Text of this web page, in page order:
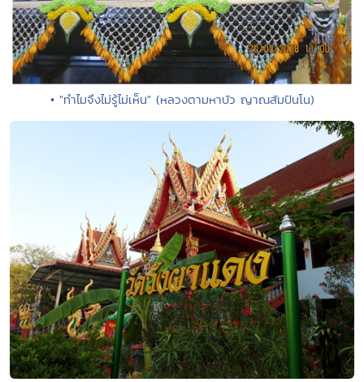
• "ทำไมจึงไม่รู้ไม่เห็น" (หลวงตามหาบัว ญาณสัมปันโน)